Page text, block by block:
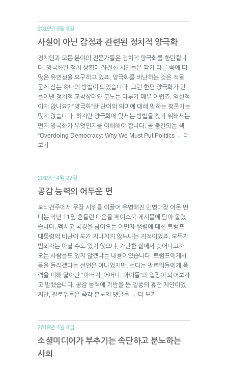
2019년 8월 8일.
사실이 아닌 감정과 관련된 정치적 양극화
정치인과 모든 분야의 전문가들은 정치적 양극화를 한탄합니
다. 양극화된 정치 상황에 좌절한 시민들은 각기 다른 쪽에 더
많은 유연성을 요구하고 있죠. 양극화를 비난하는 것은 적을
문제 삼는 하나의 방법이 되었습니다. 그런 한편 양극화가 만
들어낸 정치적 교착상태와 분노는 다루기 매우 어렵죠. 역설적
이지 않나요? “양극화”란 단어의 의미에 대해 말하는 평론가는
많지 않습니다. 하지만 양극화에 맞서는 방법을 찾기 위해서는
먼저 양극화가 무엇인지를 이해해야 합니다. 곧 출간되는 책
“Overdoing Democracy: Why We Must Put Politics → 더
보기
2019년 4월 22일.
공감 능력의 어두운 면
오리건주에서 무장 시위를 이끌어 유명해진 민병대장 아몬 번
디는 작년 11월 흔들린 마음을 페이스북 게시물에 담아 올렸
습니다. 멕시코 국경을 넘어오는 이민자 행렬에 대한 트럼프
대통령의 비난이 도가 지나치지 않느냐는 지적이었죠. 모두가
범죄자는 아닐 수도 있지 않으냐, 가난한 삶에서 벗어나고자
오는 사람들도 있지 않겠냐는 내용이었습니다. 트럼프에게서
등을 돌리겠다는 선언은 아니었지만, 번디는 팔로워들에게 폭
력을 피해 달아난 “아버지, 어머니, 아이들”의 입장이 되어보자
고 말했습니다. 공감 능력에 기반을 둔 일종의 휴전 제안이었
지만, 팔로워들은 즉각 분노의 댓글을 → 더 보기
2019년 4월 8일.
소셜미디어가 부추기는 속단하고 분노하는
사회